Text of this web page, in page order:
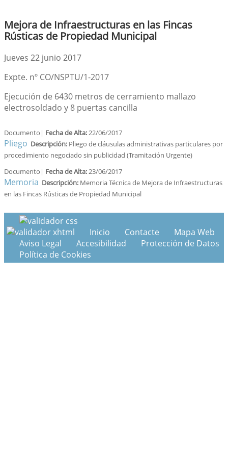
Mejora de Infraestructuras en las Fincas
Rústicas de Propiedad Municipal
Jueves 22 junio 2017
Expte. nº CO/NSPTU/1-2017
Ejecución de 6430 metros de cerramiento mallazo
electrosoldado y 8 puertas cancilla
Documento| Fecha de Alta:22/06/2017
Pliego Descripción: Pliego de cláusulas administrativas particulares por
procedimiento negociado sin publicidad (Tramitación Urgente)
Documento| Fecha de Alta:23/06/2017
Memoria Descripción: Memoria Técnica de Mejora de Infraestructuras
en las Fincas Rústicas de Propiedad Municipal
Inicio Contacte
Mapa Web
Aviso Legal
Accesibilidad
Protección de Datos
Política de Cookies